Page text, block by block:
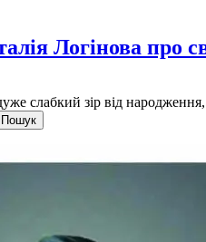
Логінова про
слабкий зір від